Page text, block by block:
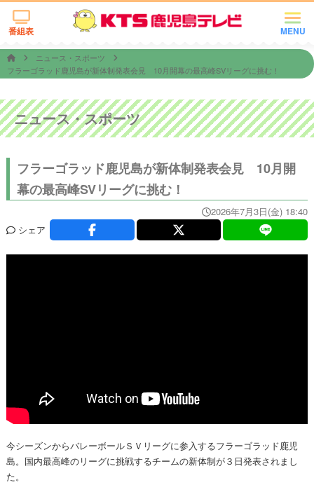
MENU
番組表
ニュース・スポーツ
フラーゴラッド鹿児島が新体制発表会見 10月開幕の最高峰SVリーグに挑む！
ニュース・スポーツ
フラーゴラッド鹿児島が新体制発表会見 10月開
幕の最高峰SVリーグに挑む！
2026年7月3日(金) 18:40
シェア
今シーズンからバレーボールＳＶリーグに参入するフラーゴラッド鹿児
島。国内最高峰のリーグに挑戦するチームの新体制が３日発表されまし
た。